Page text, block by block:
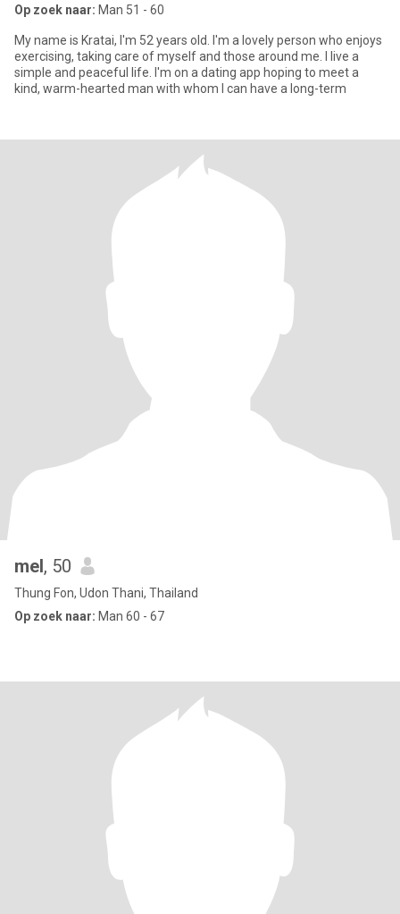
Op zoek naar: Man 51 - 60
My name is Kratai, I'm 52 years old. I'm a lovely person who enjoys
exercising, taking care of myself and those around me. I live a
simple and peaceful life. I'm on a dating app hoping to meet a
kind, warm-hearted man with whom I can have a long-term
mel, 50
Thung Fon, Udon Thani, Thailand
Op zoek naar: Man 60 - 67